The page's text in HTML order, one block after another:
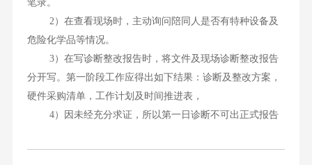
笔录。
2）在查看现场时，主动询问陪同人是否有特种设备及
危险化学品等情况。
3）在写诊断整改报告时，将文件及现场诊断整改报告
分开写。第一阶段工作应得出如下结果：诊断及整改方案，
硬件采购清单，工作计划及时间推进表，
4）因未经充分求证，所以第一日诊断不可出正式报告